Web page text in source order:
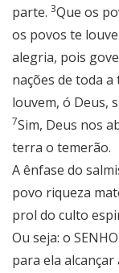
parte. 3Que os
os povos te
alegria, pois
nações de toda a
louvem, ó Deus,
7Sim, Deus nos
terra o temerão.
A ênfase do
povo riqueza
prol do culto
Ou seja: o
para ela